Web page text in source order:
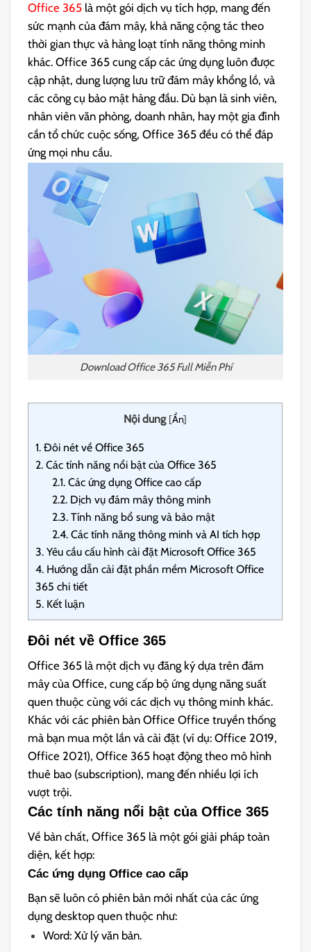
Office 365 là một gói dịch vụ tích hợp, mang đến
sức mạnh của đám mây, khả năng cộng tác theo
thời gian thực và hàng loạt tính năng thông minh
khác. Office 365 cung cấp các ứng dụng luôn được
cập nhật, dung lượng lưu trữ đám mây khổng lồ, và
các công cụ bảo mật hàng đầu. Dù bạn là sinh viên,
nhân viên văn phòng, doanh nhân, hay một gia đình
cần tổ chức cuộc sống, Office 365 đều có thể đáp
ứng mọi nhu cầu.
Download Office 365 Full Miễn Phí
Nội dung [Ẩn]
1. Đôi nét về Office 365
2. Các tính năng nổi bật của Office 365
2.1. Các ứng dụng Office cao cấp
2.2. Dịch vụ đám mây thông minh
2.3. Tính năng bổ sung và bảo mật
2.4. Các tính năng thông minh và AI tích hợp
3. Yêu cầu cấu hình cài đặt Microsoft Office 365
4. Hướng dẫn cài đặt phần mềm Microsoft Office
365 chi tiết
5. Kết luận
Đôi nét về Office 365
Office 365 là một dịch vụ đăng ký dựa trên đám
mây của Office, cung cấp bộ ứng dụng năng suất
quen thuộc cùng với các dịch vụ thông minh khác.
Khác với các phiên bản Office Office truyền thống
mà bạn mua một lần và cài đặt (ví dụ: Office 2019,
Office 2021), Office 365 hoạt động theo mô hình
thuê bao (subscription), mang đến nhiều lợi ích
vượt trội.
Các tính năng nổi bật của Office 365
Về bản chất, Office 365 là một gói giải pháp toàn
diện, kết hợp:
Các ứng dụng Office cao cấp
Bạn sẽ luôn có phiên bản mới nhất của các ứng
dụng desktop quen thuộc như:
Word: Xử lý văn bản.